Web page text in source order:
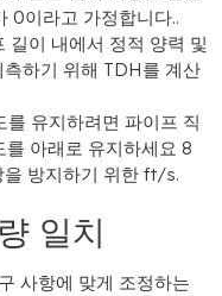
0이라고 가정합니다..
길이 내에서 정적 양력 및
하기 위해 TDH를 계산
를 유지하려면 파이프 직
를 아래로 유지하세요 8
을 방지하기 위한 ft/s.
일치
사항에 맞게 조정하는